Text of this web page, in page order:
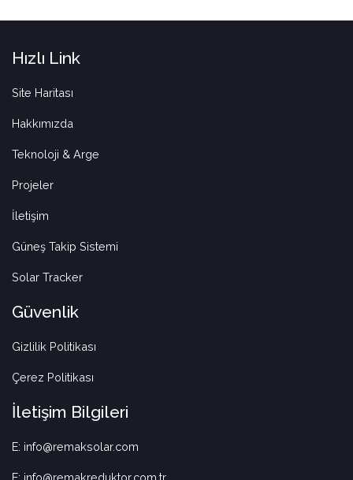
Hızlı Link
Site Haritası
Hakkımızda
Teknoloji & Arge
Projeler
İletişim
Güneş Takip Sistemi
Solar Tracker
Güvenlik
Gizlilik Politikası
Çerez Politikası
İletişim Bilgileri
E: info@remaksolar.com